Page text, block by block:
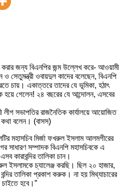
করার জন্য বিএনপির জন্ম উল্লেখ করে- আওয়ামী
সেতুমন্ত্রী ওবায়দুল কাদের বলেছেন, বিএনপি
চায়। একাত্তরে তাদের যে ভূমিকা, হঠাৎ
হয়ে গেলেন! ২৪ বছরের যে আন্দোলন, এসবের
সভাপতির রাজনৈতিক কার্যালয়ে আয়োজিত
কথা বলেন। (বাসস)
মহাসচিব মির্জা ফখরুল ইসলাম আলমগীরের
সাধারণ সম্পাদক বিএনপি মহাসচিবকে এ
কারাবন্দির তালিকা চান।
ইসলামকে চ্যালেঞ্জ করছি। ছিল ২০ হাজার,
তালিকা প্রকাশ করুক। না হয় মিথ্যাচারের
চাইতে হবে।”